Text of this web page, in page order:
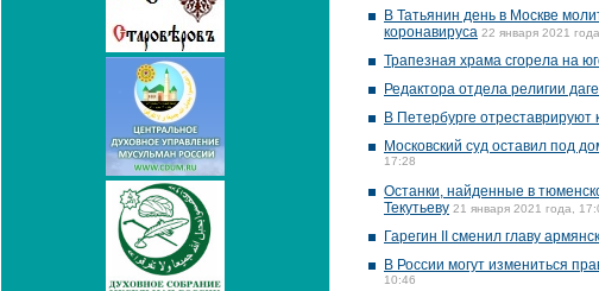
В Татьянин день в Москве
коронавируса 22 января 2021
Трапезная храма сгорела на
Редактора отдела религии
В Петербурге
Московский суд оставил под
17:28
Останки, найденные в
Текутьеву 21 января 2021 года,
Гарегин II сменил главу
В России могут измениться
10:46